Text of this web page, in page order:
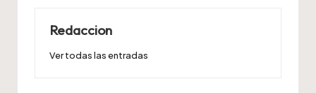
Redaccion
Ver todas las entradas